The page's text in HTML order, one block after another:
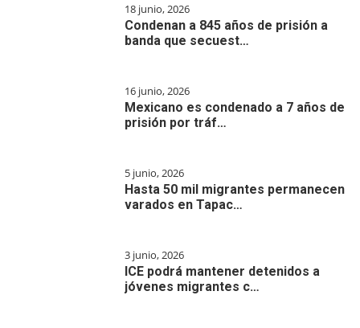
18 junio, 2026
Condenan a 845 años de prisión a
banda que secuest…
16 junio, 2026
Mexicano es condenado a 7 años de
prisión por tráf…
5 junio, 2026
Hasta 50 mil migrantes permanecen
varados en Tapac…
3 junio, 2026
ICE podrá mantener detenidos a
jóvenes migrantes c…